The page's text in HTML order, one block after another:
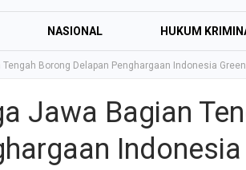
NASIONAL HUKUM
Borong Delapan Penghargaan Indonesia
Jawa Bagian
Indonesia